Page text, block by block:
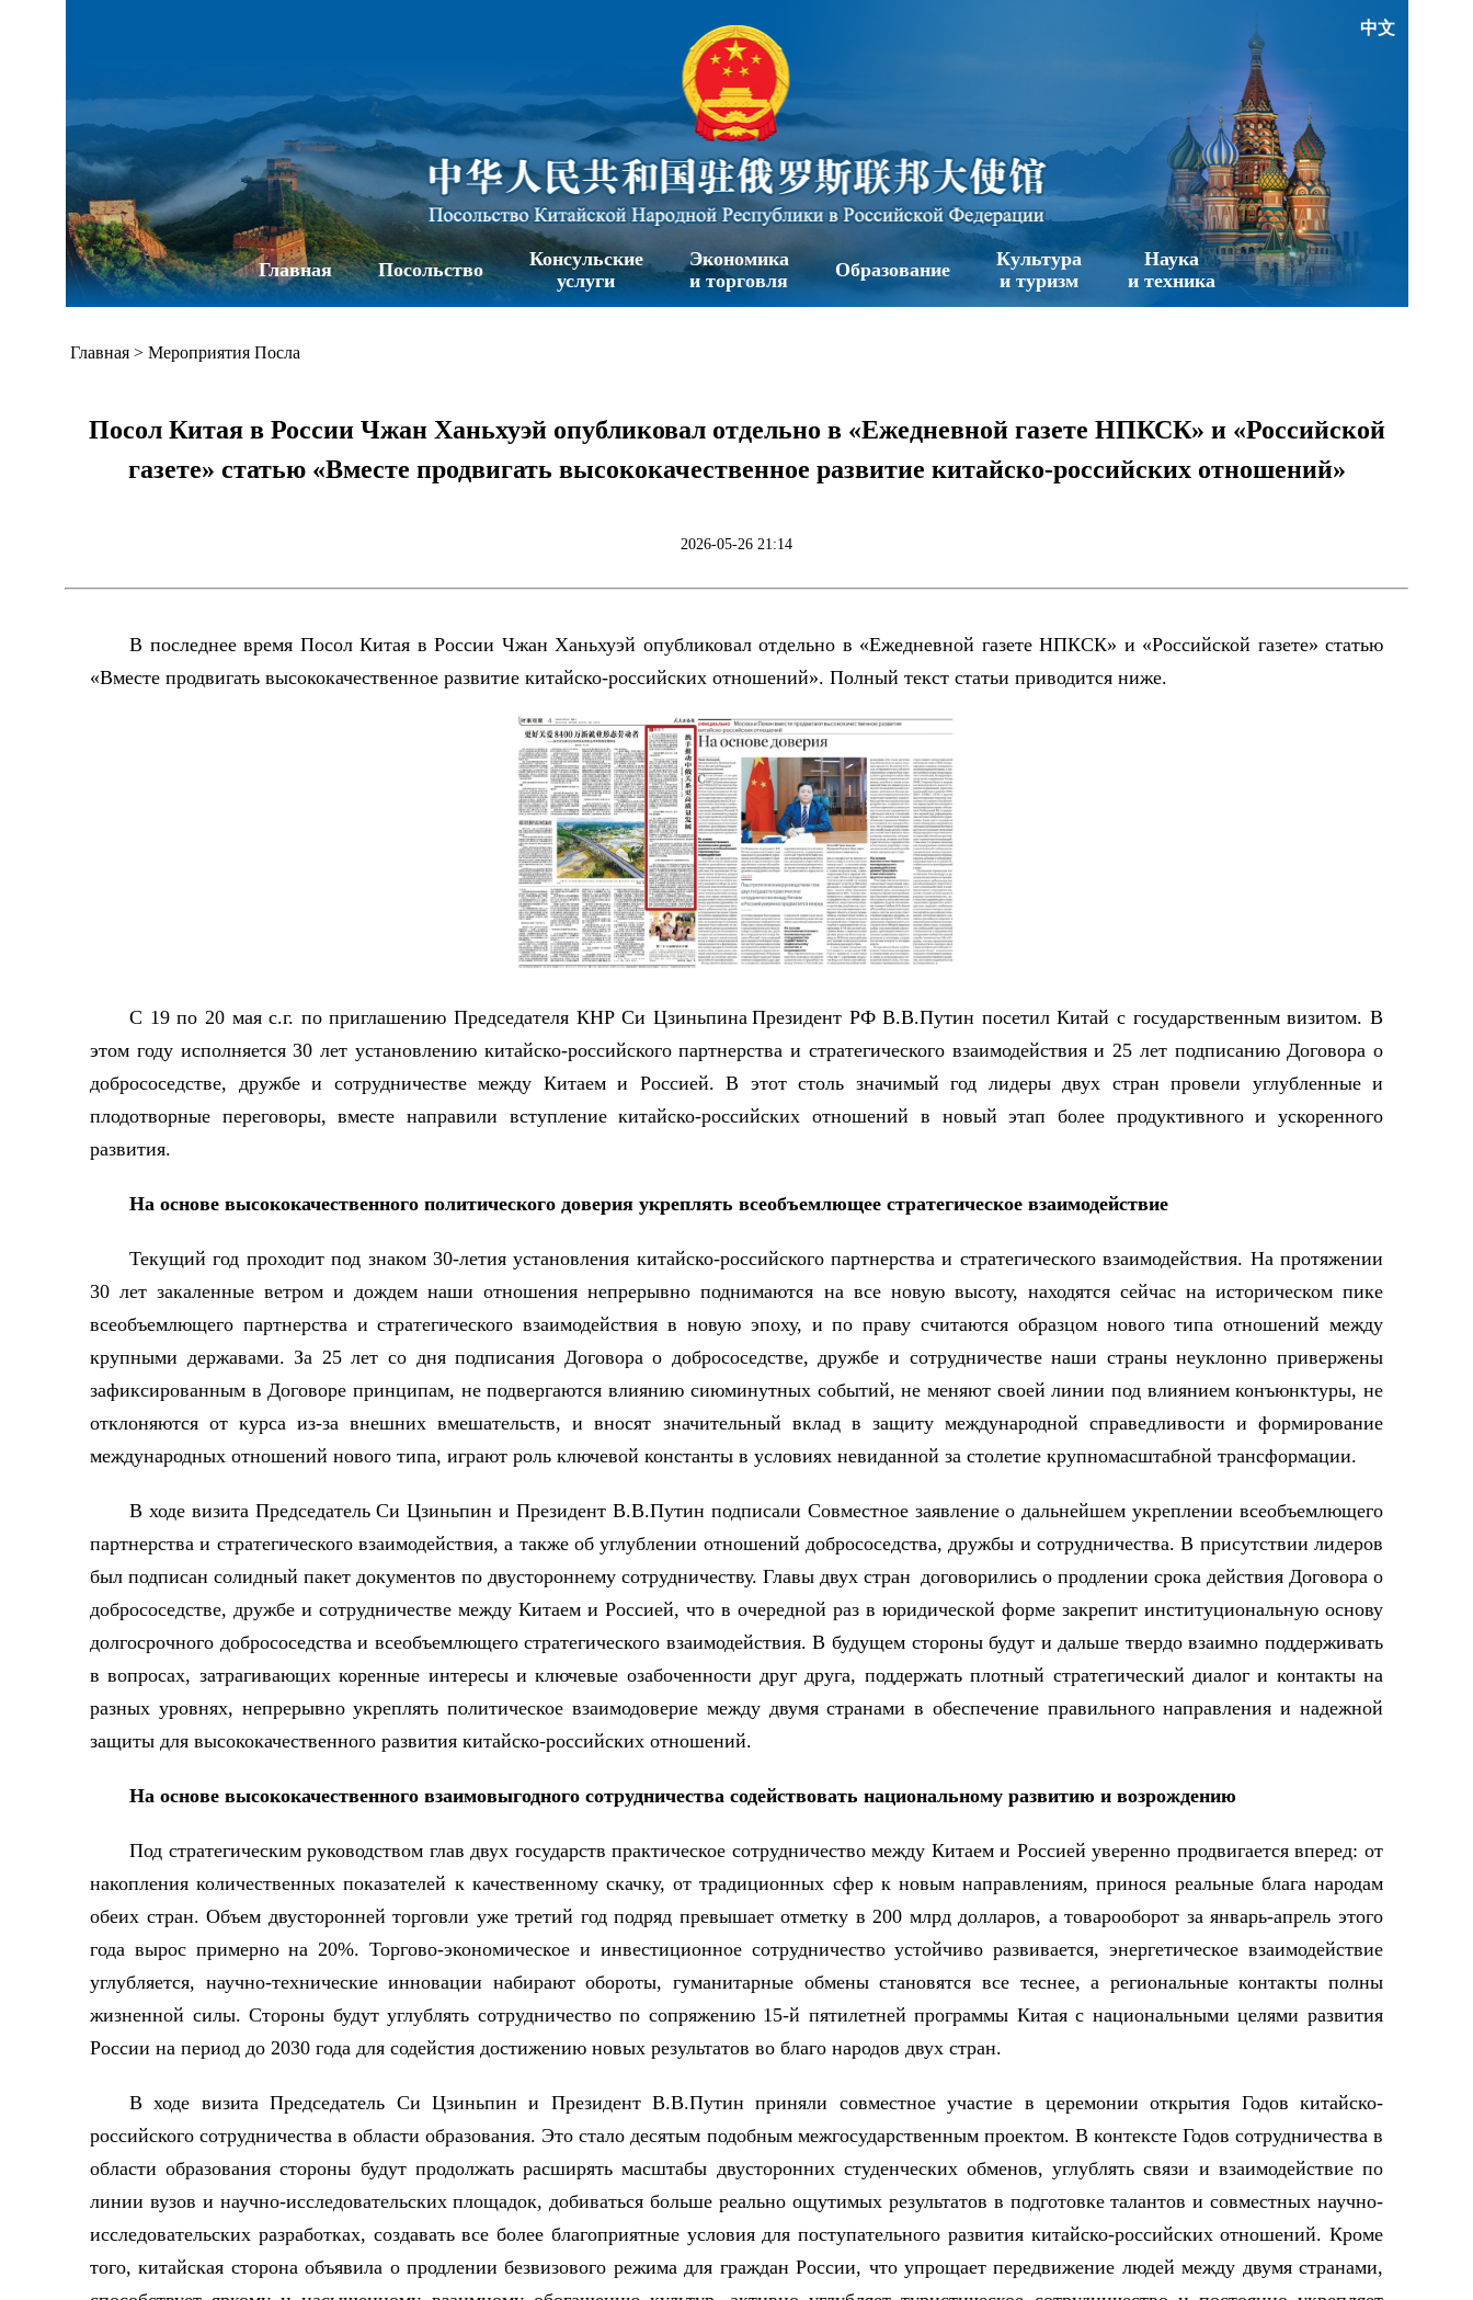
中文
Главная Посольство
Консульские
услуги
Экономика
и торговля
Образование
Культура
и туризм
Наука
и техника
Главная > Мероприятия Посла
Посол Китая в России Чжан Ханьхуэй опубликовал отдельно в «Ежедневной газете НПКСК» и «Российской
газете» статью «Вместе продвигать высококачественное развитие китайско-российских отношений»
2026-05-26 21:14
В последнее время Посол Китая в России Чжан Ханьхуэй опубликовал отдельно в «Ежедневной газете НПКСК» и «Российской газете» статью
«Вместе продвигать высококачественное развитие китайско-российских отношений». Полный текст статьи приводится ниже.
С 19 по 20 мая с.г. по приглашению Председателя КНР Си Цзиньпина Президент РФ В.В.Путин посетил Китай с государственным визитом. В
этом году исполняется 30 лет установлению китайско-российского партнерства и стратегического взаимодействия и 25 лет подписанию Договора о
добрососедстве, дружбе и сотрудничестве между Китаем и Россией. В этот столь значимый год лидеры двух стран провели углубленные и
плодотворные переговоры, вместе направили вступление китайско-российских отношений в новый этап более продуктивного и ускоренного
развития.
На основе высококачественного политического доверия укреплять всеобъемлющее стратегическое взаимодействие
Текущий год проходит под знаком 30-летия установления китайско-российского партнерства и стратегического взаимодействия. На протяжении
30 лет закаленные ветром и дождем наши отношения непрерывно поднимаются на все новую высоту, находятся сейчас на историческом пике
всеобъемлющего партнерства и стратегического взаимодействия в новую эпоху, и по праву считаются образцом нового типа отношений между
крупными державами. За 25 лет со дня подписания Договора о добрососедстве, дружбе и сотрудничестве наши страны неуклонно привержены
зафиксированным в Договоре принципам, не подвергаются влиянию сиюминутных событий, не меняют своей линии под влиянием конъюнктуры, не
отклоняются от курса из-за внешних вмешательств, и вносят значительный вклад в защиту международной справедливости и формирование
международных отношений нового типа, играют роль ключевой константы в условиях невиданной за столетие крупномасштабной трансформации.
В ходе визита Председатель Си Цзиньпин и Президент В.В.Путин подписали Совместное заявление о дальнейшем укреплении всеобъемлющего
партнерства и стратегического взаимодействия, а также об углублении отношений добрососедства, дружбы и сотрудничества. В присутствии лидеров
был подписан солидный пакет документов по двустороннему сотрудничеству. Главы двух стран договорились о продлении срока действия Договора о
добрососедстве, дружбе и сотрудничестве между Китаем и Россией, что в очередной раз в юридической форме закрепит институциональную основу
долгосрочного добрососедства и всеобъемлющего стратегического взаимодействия. В будущем стороны будут и дальше твердо взаимно поддерживать
в вопросах, затрагивающих коренные интересы и ключевые озабоченности друг друга, поддержать плотный стратегический диалог и контакты на
разных уровнях, непрерывно укреплять политическое взаимодоверие между двумя странами в обеспечение правильного направления и надежной
защиты для высококачественного развития китайско-российских отношений.
На основе высококачественного взаимовыгодного сотрудничества содействовать национальному развитию и возрождению
Под стратегическим руководством глав двух государств практическое сотрудничество между Китаем и Россией уверенно продвигается вперед: от
накопления количественных показателей к качественному скачку, от традиционных сфер к новым направлениям, принося реальные блага народам
обеих стран. Объем двусторонней торговли уже третий год подряд превышает отметку в 200 млрд долларов, а товарооборот за январь-апрель этого
года вырос примерно на 20%. Торгово-экономическое и инвестиционное сотрудничество устойчиво развивается, энергетическое взаимодействие
углубляется, научно-технические инновации набирают обороты, гуманитарные обмены становятся все теснее, а региональные контакты полны
жизненной силы. Стороны будут углублять сотрудничество по сопряжению 15-й пятилетней программы Китая с национальными целями развития
России на период до 2030 года для содейстия достижению новых результатов во благо народов двух стран.
В ходе визита Председатель Си Цзиньпин и Президент В.В.Путин приняли совместное участие в церемонии открытия Годов китайско-
российского сотрудничества в области образования. Это стало десятым подобным межгосударственным проектом. В контексте Годов сотрудничества в
области образования стороны будут продолжать расширять масштабы двусторонних студенческих обменов, углублять связи и взаимодействие по
линии вузов и научно-исследовательских площадок, добиваться больше реально ощутимых результатов в подготовке талантов и совместных научно-
исследовательских разработках, создавать все более благоприятные условия для поступательного развития китайско-российских отношений. Кроме
того, китайская сторона объявила о продлении безвизового режима для граждан России, что упрощает передвижение людей между двумя странами,